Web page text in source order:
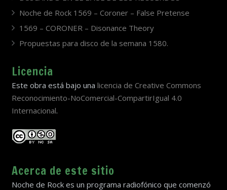
Noche de Rock 1569 – Coroner – False Pretense
1569 – CORONER – Disonance Theory
Propuestas para disco de la semana 1580.
Licencia
Este obra está bajo una licencia de Creative Commons
Reconocimiento-NoComercial-CompartirIgual 4.0
Internacional.
Acerca de este sitio
Noche de Rock es un programa radiofónico que comenzó